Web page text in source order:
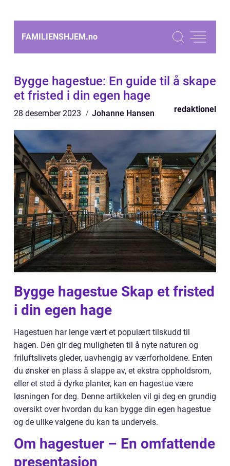
FAMILIENSHJEM.no
Bygge hagestue: En guide til å skape
et fristed i din egen hage
28 desember 2023 Johanne Hansen redaktionel
Bygge hagestue Skap et fristed
i din egen hage
Hagestuen har lenge vært et populært tilskudd til
hagen. Den gir deg muligheten til å nyte naturen og
friluftslivets gleder, uavhengig av værforholdene. Enten
du ønsker en plass å slappe av, et ekstra oppholdsrom,
eller et sted å dyrke planter, kan en hagestue være
løsningen for deg. Denne artikkelen vil gi deg en grundig
oversikt over hvordan du kan bygge din egen hagestue
og de ulike valgene du kan ta underveis.
Om hagestuer – En omfattende
presentasjon